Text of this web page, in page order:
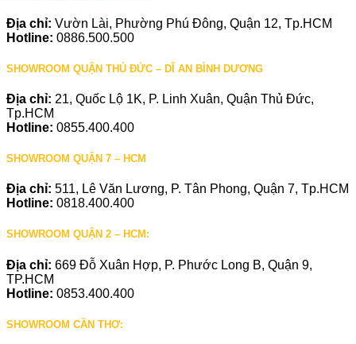
Địa chỉ: Vườn Lài, Phường Phú Đông, Quận 12, Tp.HCM
Hotline: 0886.500.500
SHOWROOM QUẬN THỦ ĐỨC – DĨ AN BÌNH DƯƠNG
Địa chỉ: 21, Quốc Lộ 1K, P. Linh Xuân, Quận Thủ Đức,
Tp.HCM
Hotline: 0855.400.400
SHOWROOM QUẬN 7 – HCM
Địa chỉ: 511, Lê Văn Lương, P. Tân Phong, Quận 7, Tp.HCM
Hotline: 0818.400.400
SHOWROOM QUẬN 2 – HCM:
Địa chỉ: 669 Đỗ Xuân Hợp, P. Phước Long B, Quận 9,
TP.HCM
Hotline: 0853.400.400
SHOWROOM CẦN THƠ: